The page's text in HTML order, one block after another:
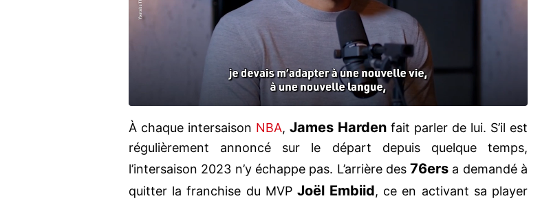
À chaque intersaison NBA, James Harden fait parler de lui. S’il est
régulièrement annoncé sur le départ depuis quelque temps,
l’intersaison 2023 n’y échappe pas. L’arrière des76ers a demandé à
quitter la franchise du MVPJoël Embiid, ce en activant sa player